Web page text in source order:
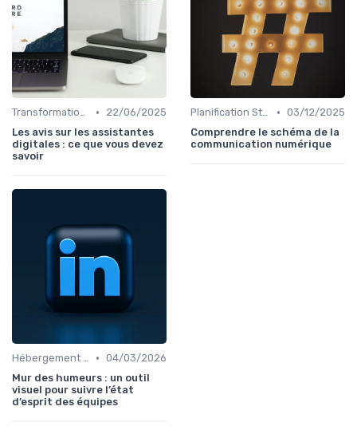
Transformation Numérique •
22/06/2025
Les avis sur les assistantes
digitales : ce que vous devez
savoir
Planification Stratégique Digitale • 03/12/2025
Comprendre le schéma de la
communication numérique
Hébergement et Maintenance Web • 04/03/2026
Mur des humeurs : un outil
visuel pour suivre l’état
d’esprit des équipes